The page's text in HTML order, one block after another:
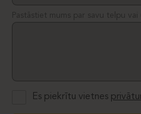
Pastāstiet mums par savu telpu
Es piekrītu vietnes